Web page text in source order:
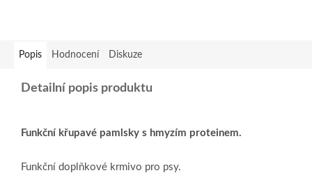
Popis Hodnocení Diskuze
Detailní popis produktu
Funkční křupavé pamlsky s hmyzím proteinem.
Funkční doplňkové krmivo pro psy.